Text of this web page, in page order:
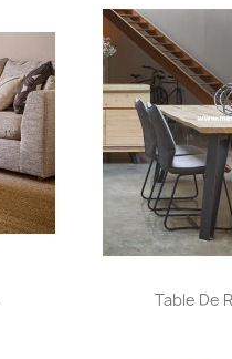

Table De